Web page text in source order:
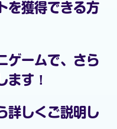
を獲得できる方
ゲームで、さら
ます！
詳しくご説明し